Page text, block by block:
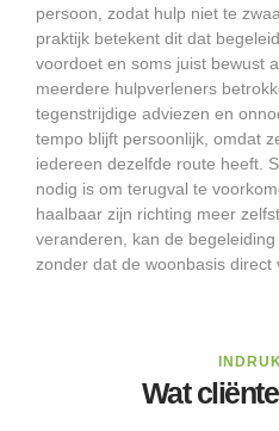
persoon, zodat hulp niet te
praktijk betekent dit dat
voordoet en soms juist bewust
meerdere hulpverleners
tegenstrijdige adviezen en
tempo blijft persoonlijk, omdat
iedereen dezelfde route heeft.
nodig is om terugval te
haalbaar zijn richting meer
veranderen, kan de
zonder dat de woonbasis direct
Wat